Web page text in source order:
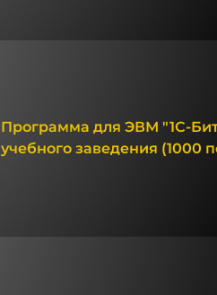
Программа для ЭВМ "1С-
учебного заведения (1000